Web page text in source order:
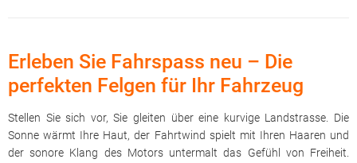
Erleben Sie Fahrspass neu – Die
perfekten Felgen für Ihr Fahrzeug
Stellen Sie sich vor, Sie gleiten über eine kurvige Landstrasse. Die
Sonne wärmt Ihre Haut, der Fahrtwind spielt mit Ihren Haaren und
der sonore Klang des Motors untermalt das Gefühl von Freiheit.